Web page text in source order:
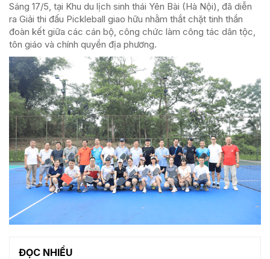
Sáng 17/5, tại Khu du lịch sinh thái Yên Bài (Hà Nội), đã diễn
ra Giải thi đấu Pickleball giao hữu nhằm thắt chặt tinh thần
đoàn kết giữa các cán bộ, công chức làm công tác dân tộc,
tôn giáo và chính quyền địa phương.
ĐỌC NHIỀU